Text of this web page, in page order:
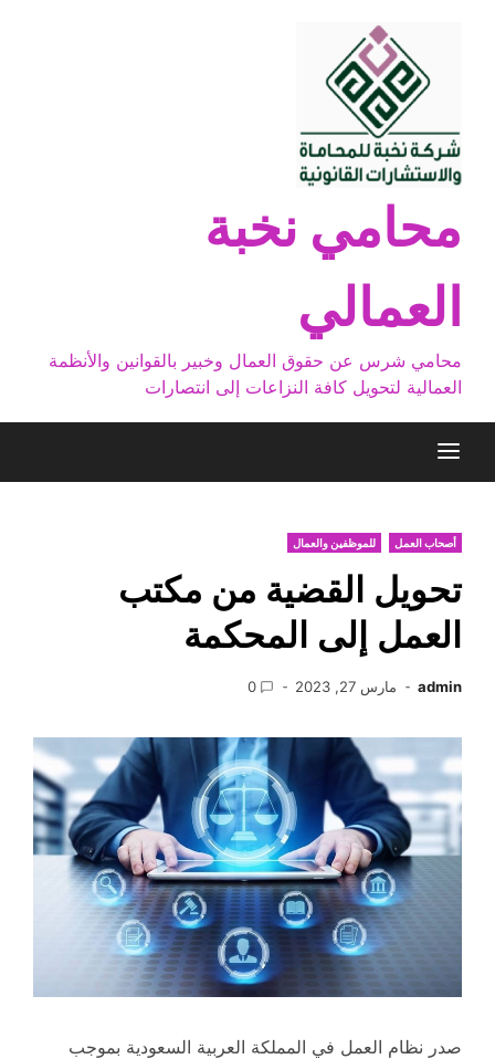
محامي نخبة
العمالي
محامي شرس عن حقوق العمال وخبير بالقوانين والأنظمة
العمالية لتحويل كافة النزاعات إلى انتصارات
أصحاب العمل للموظفين والعمال
تحويل القضية من مكتب
العمل إلى المحكمة
admin مارس 27, 2023 0
صدر نظام العمل في المملكة العربية السعودية بموجب